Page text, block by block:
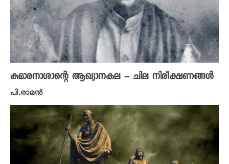
കുമാരനാശാന്റെ ആഖ്യാനകല – ചില നിരീക്ഷണങ്ങൾ
പി.രാമൻ